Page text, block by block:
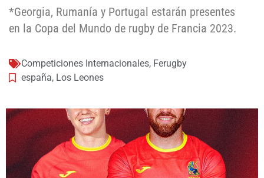
*Georgia, Rumanía y Portugal estarán presentes
en la Copa del Mundo de rugby de Francia 2023.
Competiciones Internacionales, Ferugby
españa, Los Leones